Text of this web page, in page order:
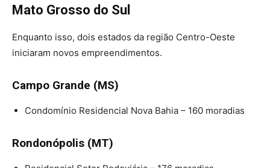
Mato Grosso do Sul
Enquanto isso, dois estados da região Centro-Oeste
iniciaram novos empreendimentos.
Campo Grande (MS)
Condomínio Residencial Nova Bahia – 160 moradias
Rondonópolis (MT)